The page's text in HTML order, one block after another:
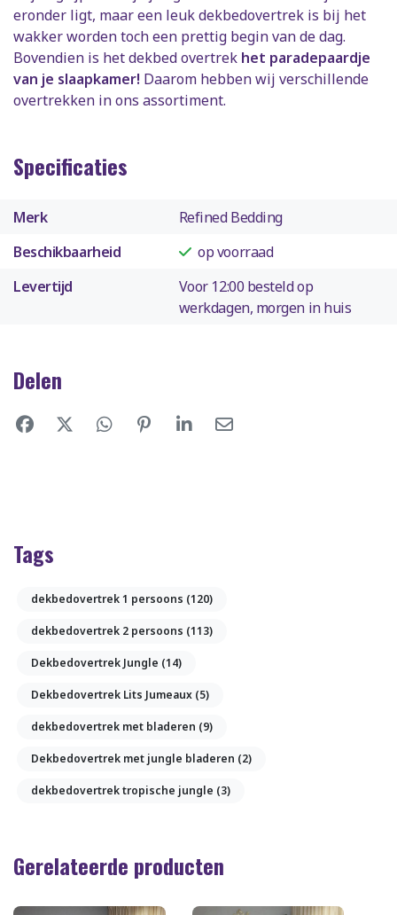
eronder ligt, maar een leuk dekbedovertrek is bij het
wakker worden toch een prettig begin van de dag.
Bovendien is het dekbed overtrek het paradepaardje
van je slaapkamer! Daarom hebben wij verschillende
overtrekken in ons assortiment.
Specificaties
Merk
Refined Bedding
Beschikbaarheid
op voorraad
Levertijd
Voor 12:00 besteld op
werkdagen, morgen in huis
Delen
Tags
dekbedovertrek 1 persoons (120)
dekbedovertrek 2 persoons (113)
Dekbedovertrek Jungle (14)
Dekbedovertrek Lits Jumeaux (5)
dekbedovertrek met bladeren (9)
Dekbedovertrek met jungle bladeren (2)
dekbedovertrek tropische jungle (3)
Gerelateerde producten